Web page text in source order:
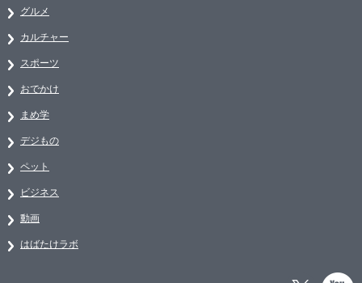
グルメ
カルチャー
スポーツ
おでかけ
まめ学
デジもの
ペット
ビジネス
動画
はばたけラボ